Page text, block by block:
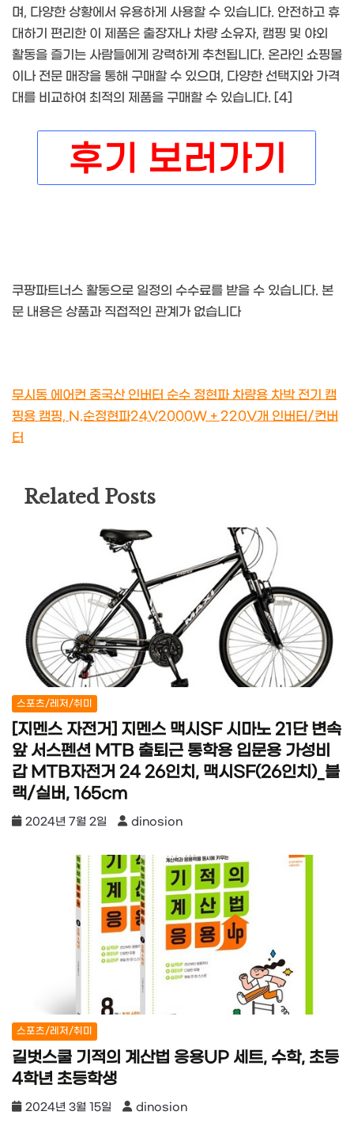
며, 다양한 상황에서 유용하게 사용할 수 있습니다. 안전하고 휴
대하기 편리한 이 제품은 출장자나 차량 소유자, 캠핑 및 야외
활동을 즐기는 사람들에게 강력하게 추천됩니다. 온라인 쇼핑몰
이나 전문 매장을 통해 구매할 수 있으며, 다양한 선택지와 가격
대를 비교하여 최적의 제품을 구매할 수 있습니다. [4]
쿠팡파트너스 활동으로 일정의 수수료를 받을 수 있습니다. 본
문 내용은 상품과 직접적인 관계가 없습니다
무시동 에어컨 중국산 인버터 순수 정현파 차량용 차박 전기 캠
핑용 캠핑, N.순정현파24V2000W + 220V개 인버터/컨버
터
Related Posts
스포츠/레저/취미
[지멘스 자전거] 지멘스 맥시SF 시마노 21단 변속
앞 서스펜션 MTB 출퇴근 통학용 입문용 가성비
갑 MTB자전거 24 26인치, 맥시SF(26인치)_블
랙/실버, 165cm
2024년 7월 2일 dinosion
스포츠/레저/취미
길벗스쿨 기적의 계산법 응용UP 세트, 수학, 초등
4학년 초등학생
2024년 3월 15일 dinosion